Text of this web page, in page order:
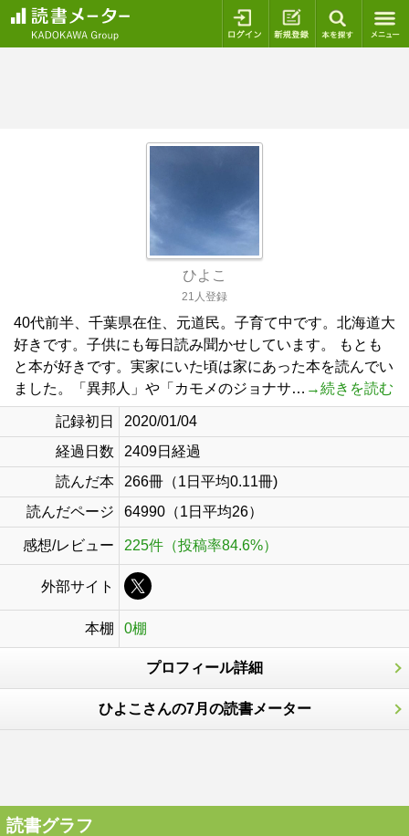
ログイン 新規登録
ひよこ
21人登録
40代前半、千葉県在住、元道民。子育て中です。北海道大
好きです。子供にも毎日読み聞かせしています。 もとも
と本が好きです。実家にいた頃は家にあった本を読んでい
ました。「異邦人」や「カモメのジョナサ… →続きを読む
記録初日
2020/01/04
経過日数
2409日経過
読んだ本
266冊（1日平均0.11冊)
読んだページ
64990（1日平均26）
感想/レビュー 225件（投稿率84.6%）
外部サイト
本棚 0棚
プロフィール詳細
ひよこさんの7月の読書メーター
読書グラフ